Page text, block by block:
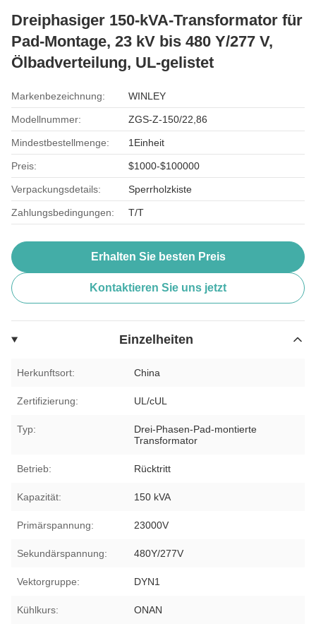
Dreiphasiger 150-kVA-Transformator für
Pad-Montage, 23 kV bis 480 Y/277 V,
Ölbadverteilung, UL-gelistet
Markenbezeichnung: WINLEY
Modellnummer: ZGS-Z-150/22,86
Mindestbestellmenge: 1Einheit
Preis: $1000-$100000
Verpackungsdetails: Sperrholzkiste
Zahlungsbedingungen: T/T
Erhalten Sie besten Preis
Kontaktieren Sie uns jetzt
Einzelheiten
Herkunftsort: China
Zertifizierung: UL/cUL
Typ:
Drei-Phasen-Pad-montierte
Transformator
Betrieb: Rücktritt
Kapazität: 150 kVA
Primärspannung: 23000V
Sekundärspannung: 480Y/277V
Vektorgruppe: DYN1
Kühlkurs: ONAN